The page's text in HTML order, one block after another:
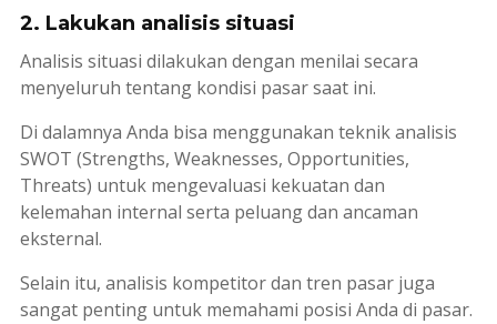
2. Lakukan analisis situasi
Analisis situasi dilakukan dengan menilai secara
menyeluruh tentang kondisi pasar saat ini.
Di dalamnya Anda bisa menggunakan teknik analisis
SWOT (Strengths, Weaknesses, Opportunities,
Threats) untuk mengevaluasi kekuatan dan
kelemahan internal serta peluang dan ancaman
eksternal.
Selain itu, analisis kompetitor dan tren pasar juga
sangat penting untuk memahami posisi Anda di pasar.